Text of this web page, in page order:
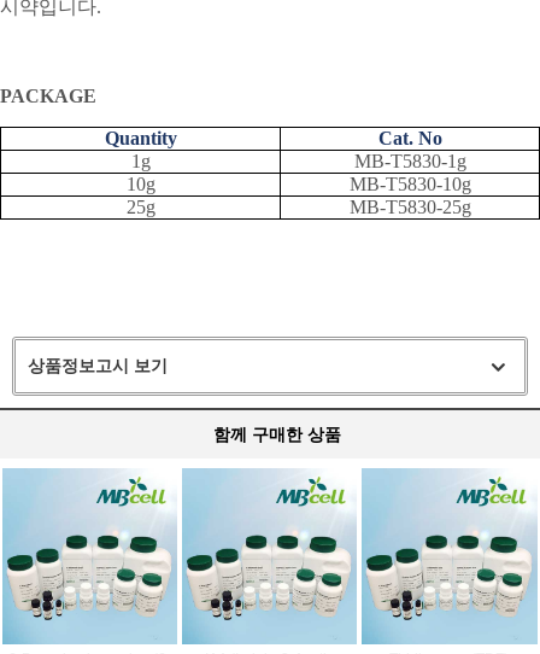
시약입니다.
PACKAGE
Quantity
Cat. No
1g
MB-T5830-1g
10g
MB-T5830-10g
25g
MB-T5830-25g
상품정보고시 보기
함께 구매한 상품